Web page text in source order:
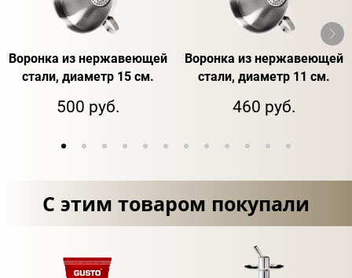
Воронка из нержавеющей
стали, диаметр 15 см.
500 руб.
Воронка из нержавеющей
стали, диаметр 11 см.
460 руб.
С этим товаром покупали